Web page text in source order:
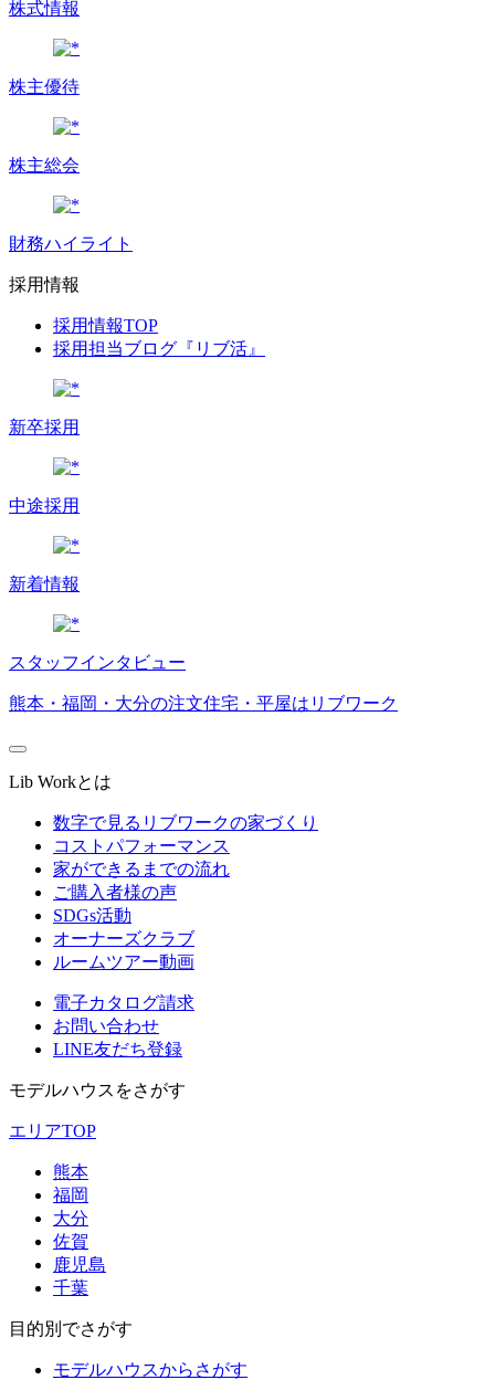
株式情報
株主優待
株主総会
財務ハイライト
採用情報
採用情報TOP
採用担当ブログ『リブ活』
新卒採用
中途採用
新着情報
スタッフインタビュー
熊本・福岡・大分の注文住宅・平屋はリブワーク
Lib Workとは
数字で見るリブワークの家づくり
コストパフォーマンス
家ができるまでの流れ
ご購入者様の声
SDGs活動
オーナーズクラブ
ルームツアー動画
電子カタログ請求
お問い合わせ
LINE友だち登録
モデルハウスをさがす
エリアTOP
熊本
福岡
大分
佐賀
鹿児島
千葉
目的別でさがす
モデルハウスからさがす